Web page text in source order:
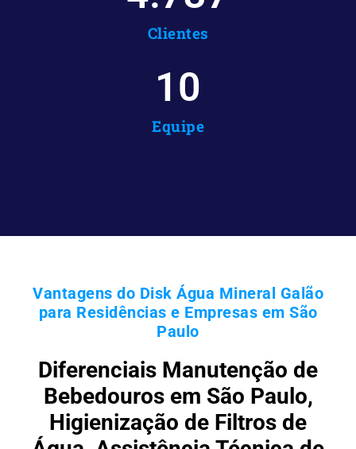
Clientes
Equipe
10
Vantagens do Disk Água Mineral Galão
para Residências e Empresas em São
Paulo
Diferenciais Manutenção de
Bebedouros em São Paulo,
Higienização de Filtros de